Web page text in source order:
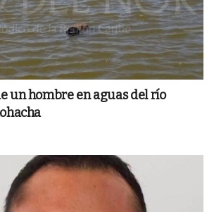
un hombre en aguas del río